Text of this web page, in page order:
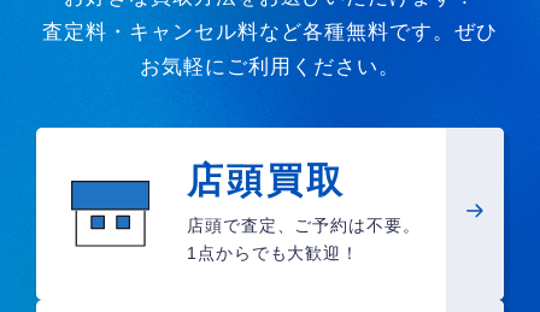
査定料・キャンセル料など各種無料です。ぜひ
お気軽にご利用ください。
店頭買取
店頭で査定、ご予約は不要。
1点からでも大歓迎！